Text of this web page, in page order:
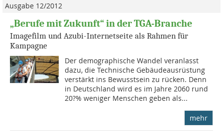
Ausgabe 12/2012
„Berufe mit Zukunft“ in der TGA-Branche
Imagefilm und Azubi-Internetseite als Rahmen für
Kampagne
Der demographische Wandel veranlasst
dazu, die Technische Gebäudeausrüstung
verstärkt ins Bewusstsein zu rücken. Denn
in Deutschland wird es im Jahre 2060 rund
20?% weniger Menschen geben als...
mehr